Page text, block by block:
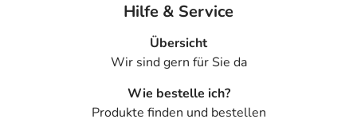
Hilfe & Service
Übersicht
Wir sind gern für Sie da
Wie bestelle ich?
Produkte finden und bestellen